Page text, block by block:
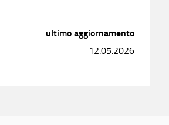
ultimo aggiornamento
12.05.2026